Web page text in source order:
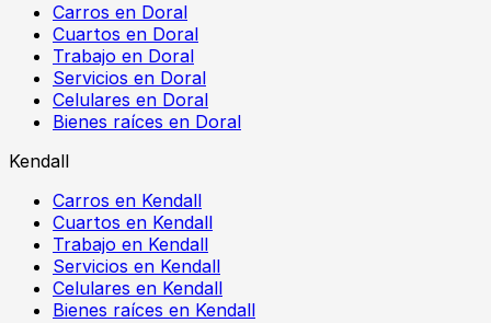
Carros en Doral
Cuartos en Doral
Trabajo en Doral
Servicios en Doral
Celulares en Doral
Bienes raíces en Doral
Kendall
Carros en Kendall
Cuartos en Kendall
Trabajo en Kendall
Servicios en Kendall
Celulares en Kendall
Bienes raíces en Kendall